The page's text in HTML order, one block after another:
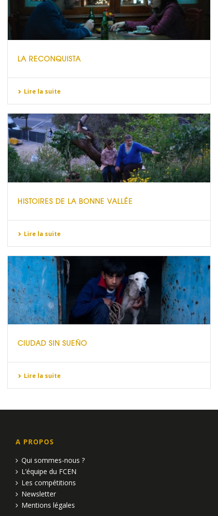
LA RECONQUISTA
Lire la suite
HISTOIRES DE LA BONNE VALLÉE
Lire la suite
CIUDAD SIN SUEÑO
Lire la suite
A PROPOS
Qui sommes-nous ?
L’équipe du FCEN
Les compétitions
Newsletter
Mentions légales